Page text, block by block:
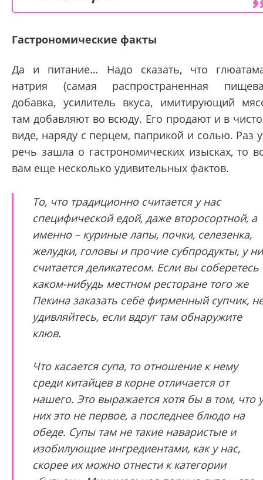
Гастрономические факты
Да и питание… Надо сказать, что
натрия (самая распространенная
добавка, усилитель вкуса, имитирующий
там добавляют во всюду. Его продают и в
виде, наряду с перцем, паприкой и солью. Раз
речь зашла о гастрономических изысках, то
вам еще несколько удивительных фактов.
То, что традиционно считается у нас
специфической едой, даже второсортной, а
именно – куриные лапы, почки, селезенка,
желудки, головы и прочие субпродукты, у
считается деликатесом. Если вы соберетесь
каком-нибудь местном ресторане того же
Пекина заказать себе фирменный супчик,
удивляйтесь, если вдруг там обнаружите
клюв.
Что касается супа, то отношение к нему
среди китайцев в корне отличается от
нашего. Это выражается хотя бы в том, что у
них это не первое, а последнее блюдо на
обеде. Супы там не такие наваристые и
изобилующие ингредиентами, как у нас,
скорее их можно отнести к категории